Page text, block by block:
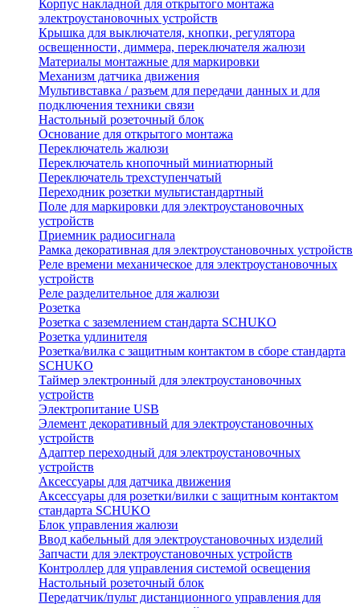
Корпус накладной для открытого монтажа
электроустановочных устройств
Крышка для выключателя, кнопки, регулятора
освещенности, диммера, переключателя жалюзи
Материалы монтажные для маркировки
Механизм датчика движения
Мультивставка / разъем для передачи данных и для
подключения техники связи
Настольный розеточный блок
Основание для открытого монтажа
Переключатель жалюзи
Переключатель кнопочный миниатюрный
Переключатель трехступенчатый
Переходник розетки мультистандартный
Поле для маркировки для электроустановочных
устройств
Приемник радиосигнала
Рамка декоративная для электроустановочных устройств
Реле времени механическое для электроустановочных
устройств
Реле разделительное для жалюзи
Розетка
Розетка с заземлением стандарта SCHUKO
Розетка удлинителя
Розетка/вилка с защитным контактом в сборе стандарта
SCHUKO
Таймер электронный для электроустановочных
устройств
Электропитание USB
Элемент декоративный для электроустановочных
устройств
Адаптер переходный для электроустановочных
устройств
Аксессуары для датчика движения
Аксессуары для розетки/вилки с защитным контактом
стандарта SCHUKO
Блок управления жалюзи
Ввод кабельный для электроустановочных изделий
Запчасти для электроустановочных устройств
Контроллер для управления системой освещения
Настольный розеточный блок
Передатчик/пульт дистанционного управления для